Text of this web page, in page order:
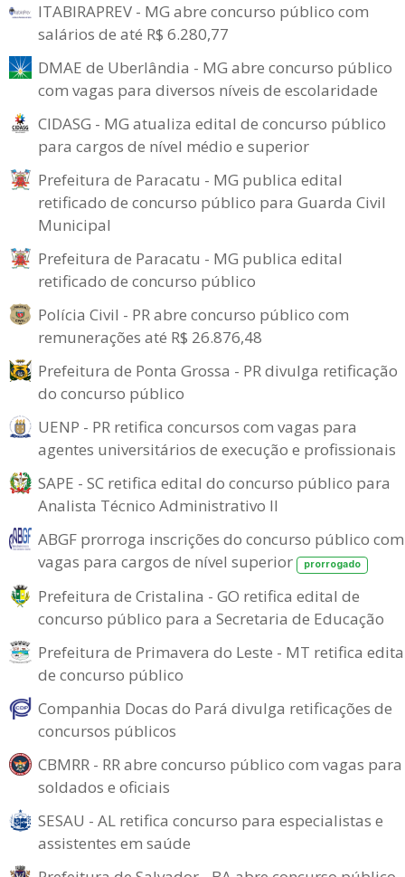
ITABIRAPREV - MG abre concurso público com
salários de até R$ 6.280,77
DMAE de Uberlândia - MG abre concurso público
com vagas para diversos níveis de escolaridade
CIDASG - MG atualiza edital de concurso público
para cargos de nível médio e superior
Prefeitura de Paracatu - MG publica edital
retificado de concurso público para Guarda Civil
Municipal
Prefeitura de Paracatu - MG publica edital
retificado de concurso público
Polícia Civil - PR abre concurso público com
remunerações até R$ 26.876,48
Prefeitura de Ponta Grossa - PR divulga retificação
do concurso público
UENP - PR retifica concursos com vagas para
agentes universitários de execução e profissionais
SAPE - SC retifica edital do concurso público para
Analista Técnico Administrativo II
ABGF prorroga inscrições do concurso público com
vagas para cargos de nível superior
prorrogado
Prefeitura de Cristalina - GO retifica edital de
concurso público para a Secretaria de Educação
Prefeitura de Primavera do Leste - MT retifica
de concurso público
Companhia Docas do Pará divulga retificações de
concursos públicos
CBMRR - RR abre concurso público com vagas para
soldados e oficiais
SESAU - AL retifica concurso para especialistas e
assistentes em saúde